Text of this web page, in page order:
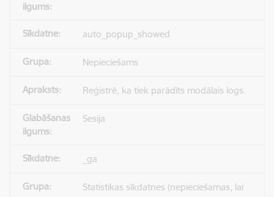
auto_popup_showed
Nepieciešams
Reģistrē, ka tiek parādīts modālais logs.
Sesija
_ga
Statistikas sīkdatnes (nepieciešamas, lai